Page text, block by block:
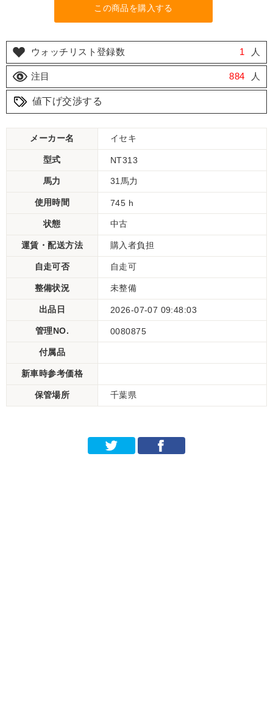
この商品を購入する
ウォッチリスト登録数 1 人
注目 884 人
値下げ交渉する
メーカー名 イセキ
型式 NT313
馬力 31馬力
使用時間 745 h
状態 中古
運賃・配送方法 購入者負担
自走可否 自走可
整備状況 未整備
出品日 2026-07-07 09:48:03
管理NO. 0080875
付属品
新車時参考価格
保管場所 千葉県